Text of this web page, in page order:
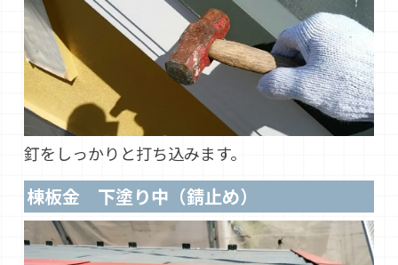
釘をしっかりと打ち込みます。
棟板金 下塗り中（錆止め）